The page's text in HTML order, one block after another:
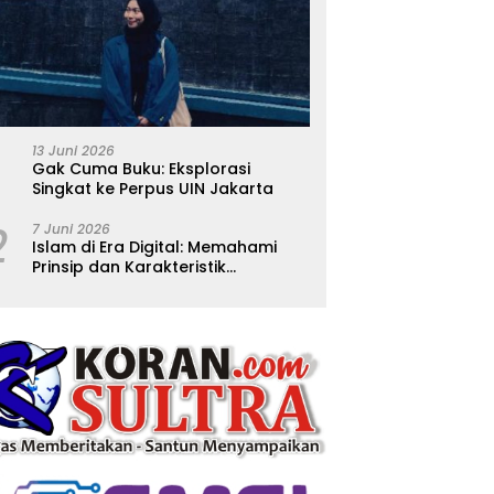
13 Juni 2026
Gak Cuma Buku: Eksplorasi
Singkat ke Perpus UIN Jakarta
7 Juni 2026
Islam di Era Digital: Memahami
Prinsip dan Karakteristik